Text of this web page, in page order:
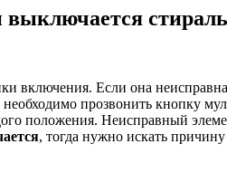
выключается
включения. Если она
прозвонить кнопку
положения. Неисправный
, тогда нужно искать